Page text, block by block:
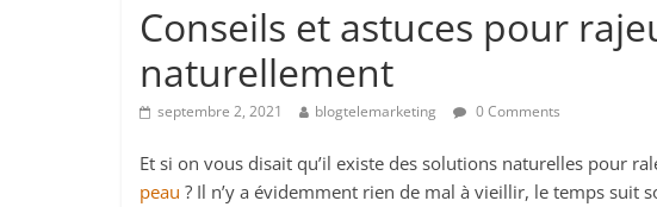
Conseils et astuces pour
naturellement
septembre 2, 2021 blogtelemarketing 0 Comments
Et si on vous disait qu’il existe des solutions naturelles pour
peau ? Il n’y a évidemment rien de mal à vieillir, le temps suit